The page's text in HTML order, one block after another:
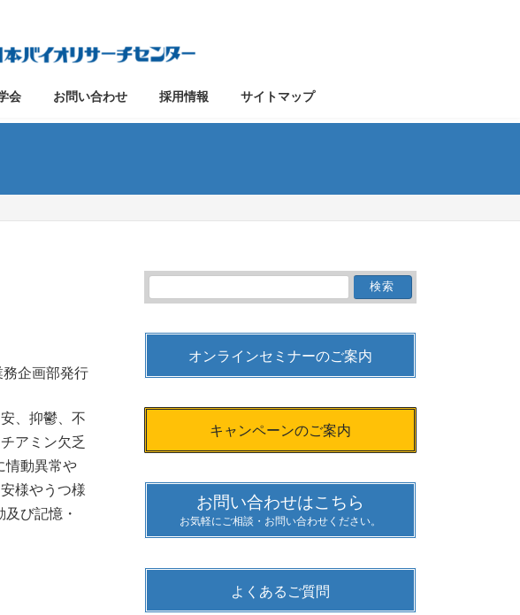
会 お問い合わせ 採用情報 サイトマップ
企画部発行
、抑鬱、不
アミン欠乏
情動異常や
安様やうつ様
び記憶・
索:
オンラインセミナーのご案内
キャンペーンのご案内
お問い合わせはこちら
お気軽にご相談・お問い合わせください。
よくあるご質問